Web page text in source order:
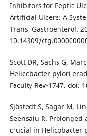
Inhibitors for Peptic
Artificial Ulcers: A
Transl Gastroenterol.
10.14309/
Scott DR, Sachs G,
Helicobacter pylori
Faculty Rev-1747. doi:
Sjöstedt S, Sagar M,
Seensalu R.
crucial in Helicobacter